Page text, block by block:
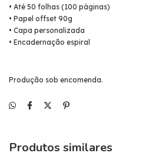
• Até 50 folhas (100 páginas)
• Papel offset 90g
• Capa personalizada
• Encadernação espiral
Produção sob encomenda.
Produtos similares